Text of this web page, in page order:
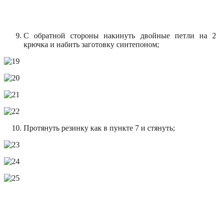
С обратной стороны накинуть двойные петли на 2
крючка и набить заготовку синтепоном;
Протянуть резинку как в пункте 7 и стянуть;